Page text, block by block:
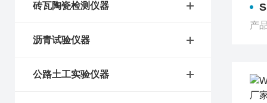
砖瓦陶瓷检测仪器
沥青试验仪器
公路土工实验仪器
产